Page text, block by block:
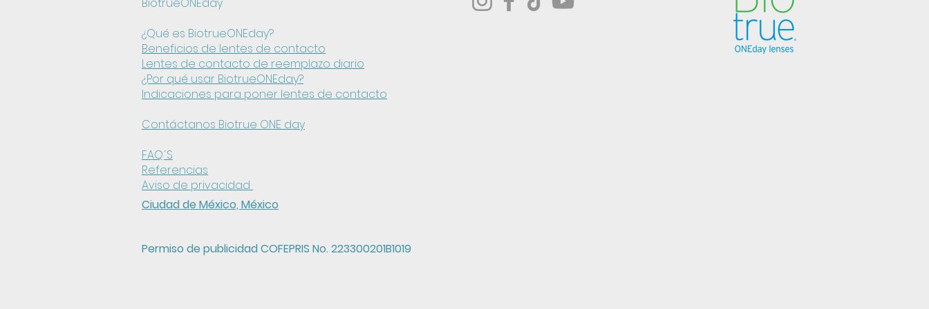
¿Qué es BiotrueONEday?
Beneficios de lentes de contacto
Lentes de contacto de reemplazo diario
¿Por qué usar BiotrueONEday?
Indicaciones para poner lentes de contacto
Contáctanos Biotrue ONE day
FAQ´S
Referencias
Aviso de privacidad
Ciudad de México, México
Permiso de publicidad COFEPRIS No. 223300201B1019